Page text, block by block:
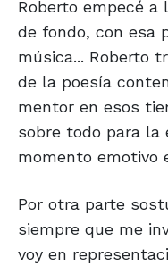
Roberto empecé a
de fondo, con esa
música... Roberto
de la poesía
mentor en esos
sobre todo para la
momento emotivo
Por otra parte
siempre que me
voy en